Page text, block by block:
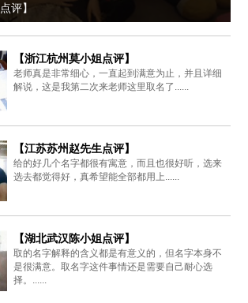
评】
【浙江杭州莫小姐点评】
老师真是非常细心，一直起到满意为止，并且详细
解说，这是我第二次来老师这里取名了......
【江苏苏州赵先生点评】
给的好几个名字都很有寓意，而且也很好听，选来
选去都觉得好，真希望能全部都用上......
【湖北武汉陈小姐点评】
取的名字解释的含义都是有意义的，但名字本身不
是很满意。取名字这件事情还是需要自己耐心选
择。......